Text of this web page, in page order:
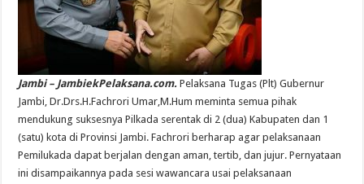
Jambi – JambiekPelaksana.com. Pelaksana Tugas (Plt) Gubernur
Jambi, Dr.Drs.H.Fachrori Umar,M.Hum meminta semua pihak
mendukung suksesnya Pilkada serentak di 2 (dua) Kabupaten dan 1
(satu) kota di Provinsi Jambi. Fachrori berharap agar pelaksanaan
Pemilukada dapat berjalan dengan aman, tertib, dan jujur. Pernyataan
ini disampaikannya pada sesi wawancara usai pelaksanaan